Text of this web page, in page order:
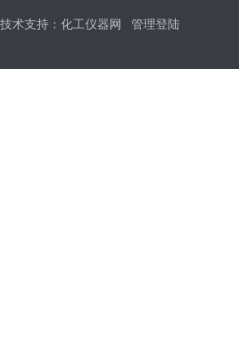
技术支持： 化工仪器网 管理登陆